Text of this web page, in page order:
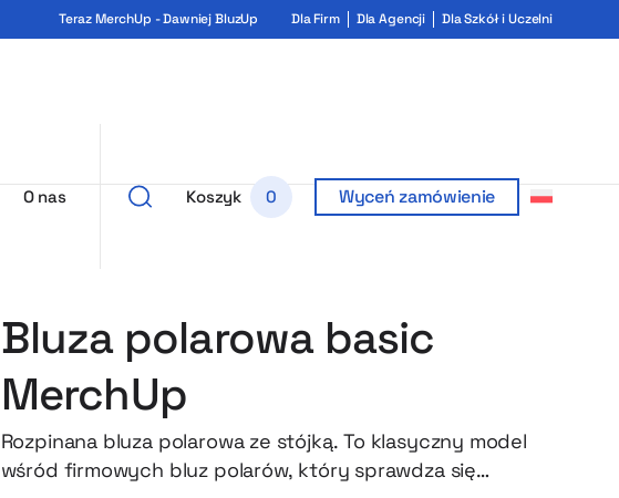
Teraz MerchUp - Dawniej BluzUp Dla Firm Dla Agencji Dla Szkół i Uczelni
O nas Koszyk 0 Wyceń zamówienie
Bluza polarowa basic
MerchUp
Rozpinana bluza polarowa ze stójką. To klasyczny model
wśród firmowych bluz polarów, który sprawdza się